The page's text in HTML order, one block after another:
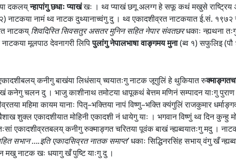
दकलय्न्हापांगु छधाः प्याखंखः । थ्व प्याखं छगू अलग्ग हे सफू कथं मखुसे
नामं थ्व नाटक दुथ्यानाच्वंगु दु । थ्व एकादशीव्रत नाटकयात ई.सं. १९७२
नाटकय् शिवदिस्ति सिवसतुर असतर मुनिन सहित नेपार संवतछरधकाः न्ह्यथना
मूलपाठ देवनागरी लिपिपुलांगु नेपालभाषा वाङ्गमय मुना(ब्व १) सफुलिइ (पौ
कनीगु बाखंया लिधंसाय् च्वयातःगु नाटक जूगुलिं हे थुकियात रु
चलन दु । भाजु काशीनाथ तमोटया धापूकथं बेत्तम मणिनं सम्पादन याःगु
महिमा कायम यानाः पितृ–भक्तिया नापं विष्णु–भक्ति क्यंगुलिं राजकुमार
एकादशीयात मोहिनी एकादशी नं धायेगु याः । भगवान विष्णुं थ्व दिन कुन्हु
एकादशीव्रतबलय् कनीगु रुक्माङ्गत चरितया पूवंक बाखं न्ह्यब्वयातःगु मदु ।
सभान ….इति एकादसिव्रत नातक समाप्त’धकाः सिद्धिनरसिंह सभाय् वंगु खँ
नाटक खः धयागु खँ पुष्टि याःगु दु ।